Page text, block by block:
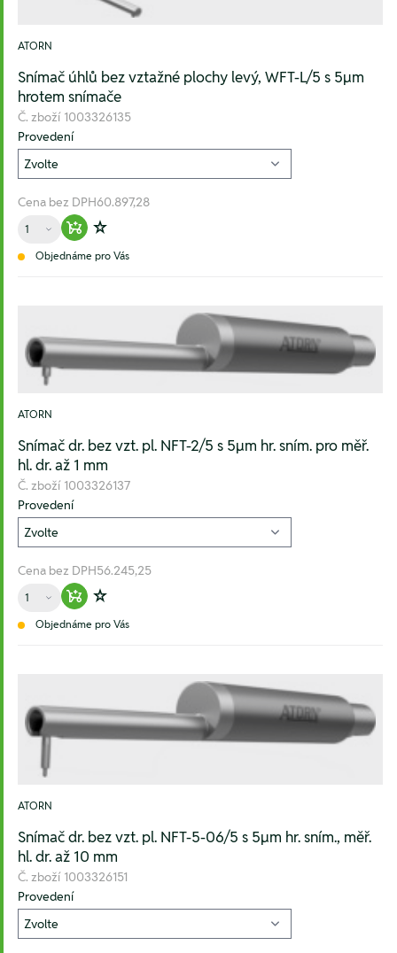
ATORN
Snímač úhlů bez vztažné plochy levý, WFT-L/5 s 5µm
hrotem snímače
Č. zboží 1003326135
Provedení
Cena bez DPH60.897,28
Množství
Warenkorb hinzufügen
Zur Wunschliste hinzufügen
Objednáme pro Vás
ATORN
Snímač dr. bez vzt. pl. NFT-2/5 s 5µm hr. sním. pro měř.
hl. dr. až 1 mm
Č. zboží 1003326137
Provedení
Cena bez DPH56.245,25
Množství
Warenkorb hinzufügen
Zur Wunschliste hinzufügen
Objednáme pro Vás
ATORN
Snímač dr. bez vzt. pl. NFT-5-06/5 s 5µm hr. sním., měř.
hl. dr. až 10 mm
Č. zboží 1003326151
Provedení